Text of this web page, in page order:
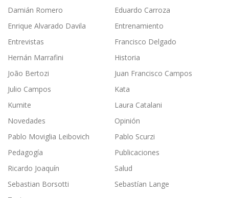
Damián Romero
Eduardo Carroza
Enrique Alvarado Davila
Entrenamiento
Entrevistas
Francisco Delgado
Hernán Marrafini
Historia
João Bertozi
Juan Francisco Campos
Julio Campos
Kata
Kumite
Laura Catalani
Novedades
Opinión
Pablo Moviglia Leibovich
Pablo Scurzi
Pedagogía
Publicaciones
Ricardo Joaquín
Salud
Sebastian Borsotti
Sebastían Lange